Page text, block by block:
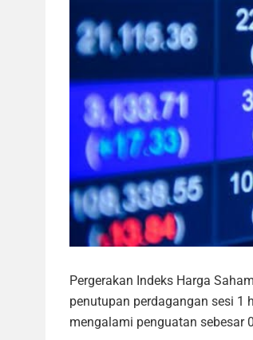
Pergerakan Indeks Harga
penutupan perdagangan sesi 1
mengalami penguatan sebesar